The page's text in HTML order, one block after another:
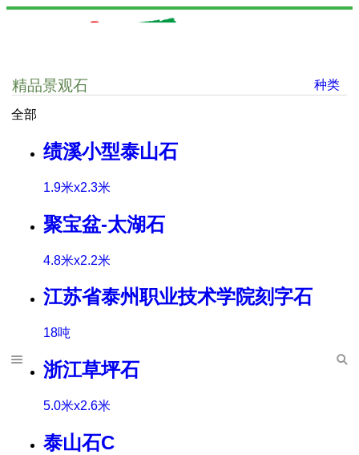
精品景观石 种类
全部
绩溪小型泰山石
1.9米x2.3米
聚宝盆-太湖石
4.8米x2.2米
江苏省泰州职业技术学院刻字石
18吨
浙江草坪石
5.0米x2.6米
泰山石C